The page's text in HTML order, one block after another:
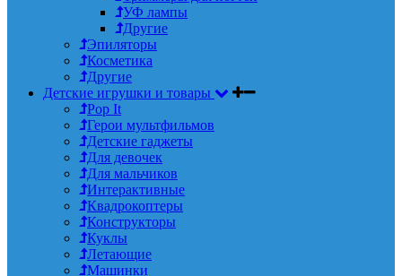
УФ лампы
Другие
Эпиляторы
Косметика
Другие
Детские игрушки и товары
Pop It
Герои мультфильмов
Детские гаджеты
Для девочек
Для мальчиков
Интерактивные
Квадрокоптеры
Конструкторы
Куклы
Летающие
Машинки